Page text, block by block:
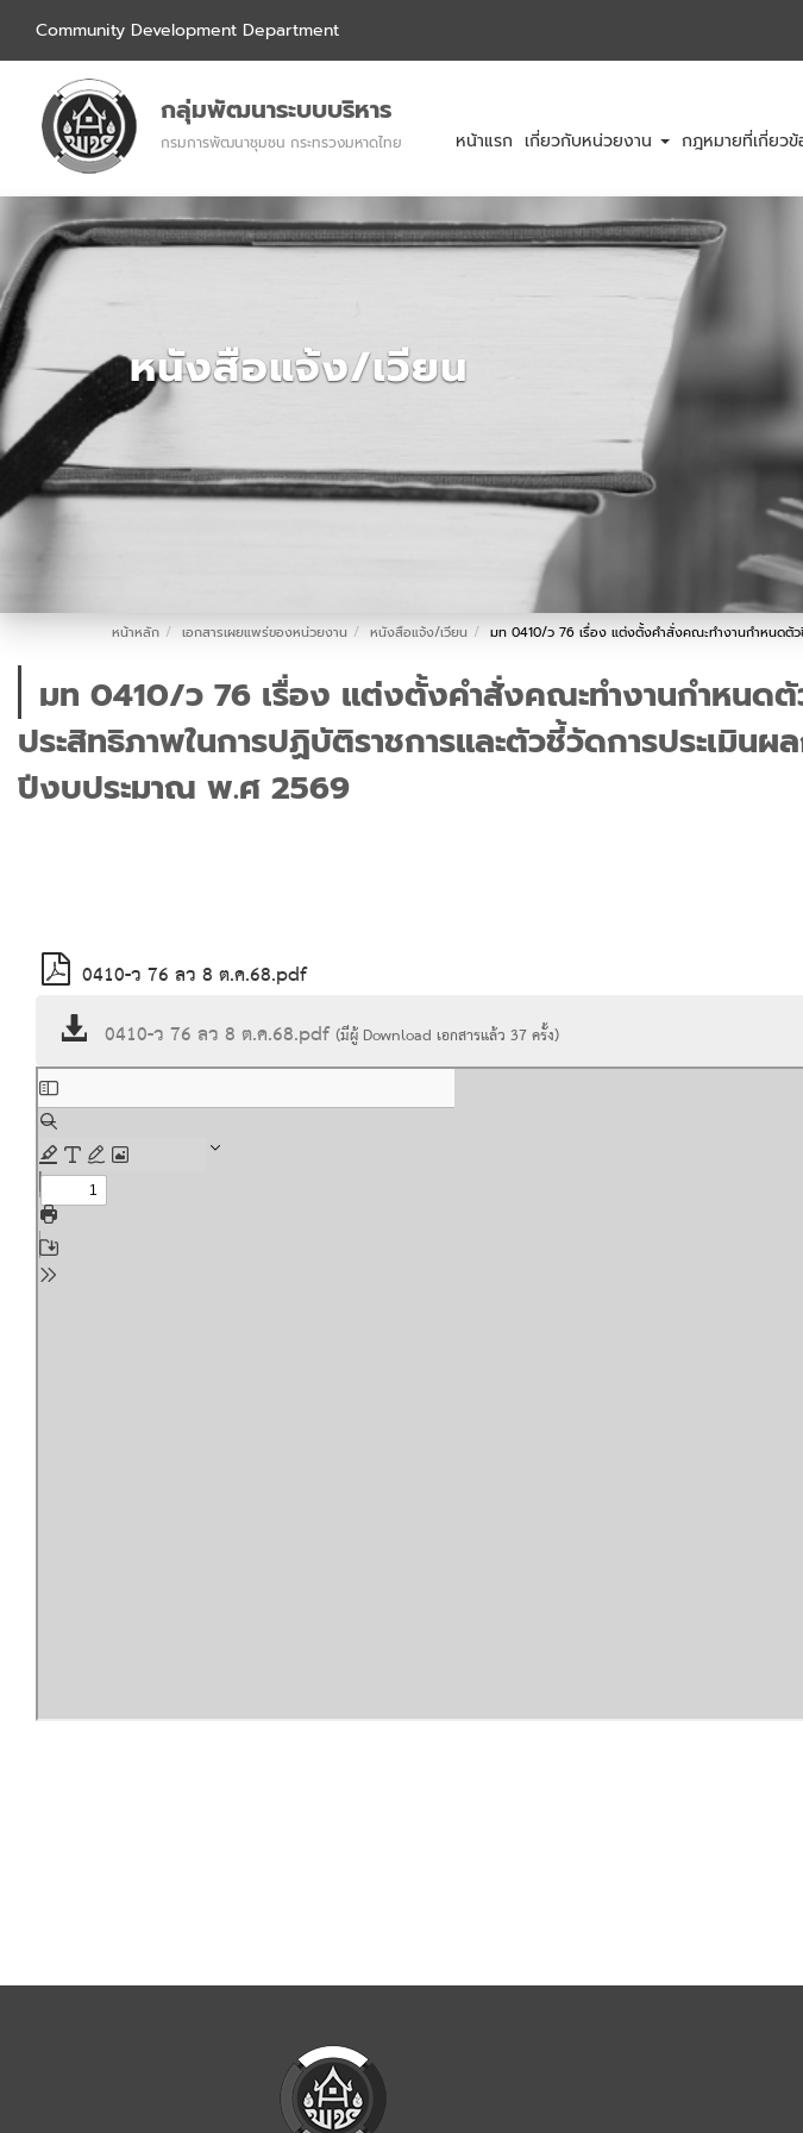
Community Development Department
กลุ่มพัฒนาระบบบริหาร
กรมการพัฒนาชุมชน กระทรวงมหาดไทย หน้าแรก เกี่ยวกับหน่วยงาน กฎหมายที่เกี่ยว
หนังสือแจ้ง/เวียน
หน้าหลัก เอกสารเผยแพร่ของหน่วยงาน หนังสือแจ้ง/เวียน มท 0410/ว 76 เรื่อง แต่งตั้งคำสั่งคณะทำงานกำหนดตั
มท 0410/ว 76 เรื่อง แต่งตั้งคำสั่งคณะทำงานกำหนด
ประสิทธิภาพในการปฏิบัติราชการและตัวชี้วัดการประเมิน
ปีงบประมาณ พ.ศ 2569
0410-ว 76 ลว 8 ต.ค.68.pdf
0410-ว 76 ลว 8 ต.ค.68.pdf(มีผู้ Download เอกสารแล้ว 37ครั้ง)